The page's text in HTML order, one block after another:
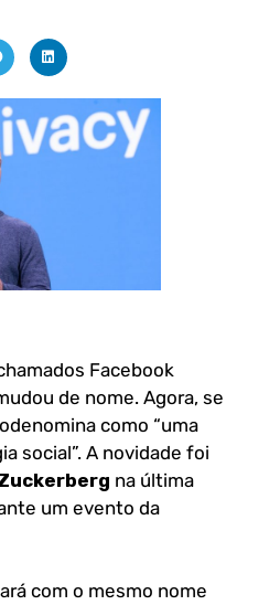
Facebook
de nome. Agora, se
como “uma
social”. A novidade foi
na última
um evento da
com o mesmo nome